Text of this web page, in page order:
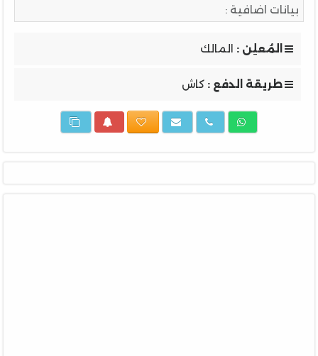
بيانات اضافية :
المُعلِن : المالك
طريقة الدفع : كاش